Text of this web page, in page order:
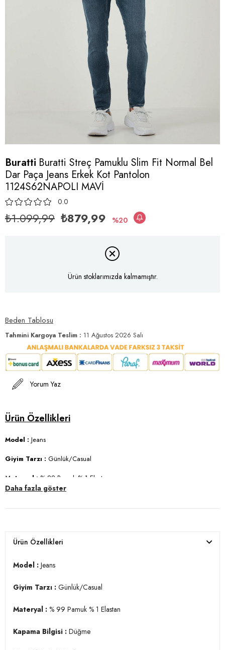
Buratti Buratti Streç Pamuklu Slim Fit Normal Bel
Dar Paça Jeans Erkek Kot Pantolon
1124S62NAPOLI MAVİ
0.0
₺1.099,99 ₺879,99 20
Ürün stoklarımızda kalmamıştır.
Beden Tablosu
Tahmini Kargoya Teslim : 11 Ağustos 2026 Salı
Yorum Yaz
Model : Jeans
Giyim Tarzı : Günlük/Casual
Materyal : % 99 Pamuk % 1 Elastan
Basen : 94 cm / Beden : 31-32
Üretim Yeri :
Türkiye
3DE11124S62NAPOLI.42
Daha fazla göster
Ürün Özellikleri
Model : Jeans
Giyim Tarzı : Günlük/Casual
Materyal : % 99 Pamuk % 1 Elastan
Kapama Bilgisi : Düğme